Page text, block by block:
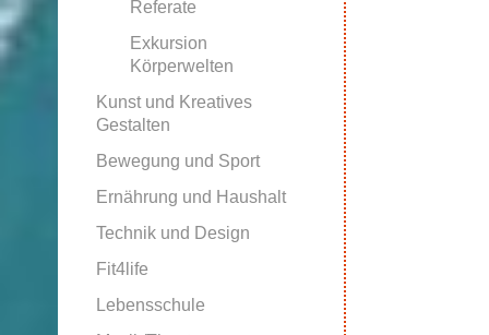
Referate
Exkursion
Körperwelten
Kunst und Kreatives
Gestalten
Bewegung und Sport
Ernährung und Haushalt
Technik und Design
Fit4life
Lebensschule